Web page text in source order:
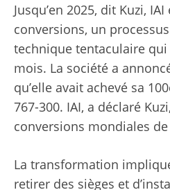
Jusqu’en 2025, dit Kuzi,
conversions, un
technique tentaculaire
mois. La société a
qu’elle avait achevé sa
767-300. IAI, a déclaré
conversions mondiales
La transformation
retirer des sièges et